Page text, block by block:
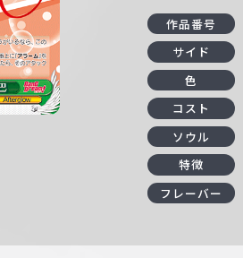
作品番号
サイド
色
コスト
ソウル
特徴
フレーバー